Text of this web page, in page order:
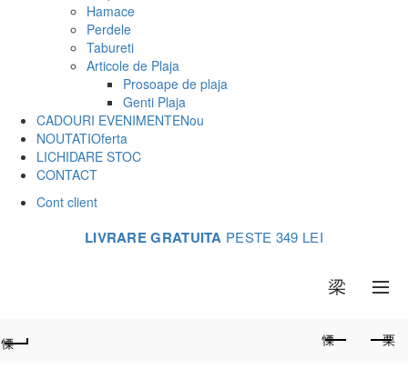
Hamace
Perdele
Tabureti
Articole de Plaja
Prosoape de plaja
Genti Plaja
CADOURI EVENIMENTENou
NOUTATIOferta
LICHIDARE STOC
CONTACT
Cont client
LIVRARE GRATUITA PESTE 349 LEI